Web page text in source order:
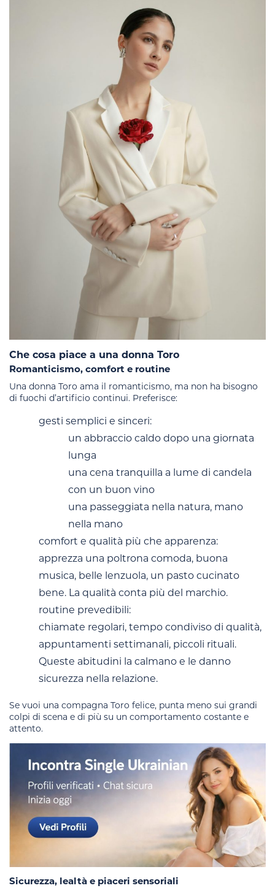
Che cosa piace a una donna Toro
Romanticismo, comfort e routine
Una donna Toro ama il romanticismo, ma non ha bisogno
di fuochi d’artificio continui. Preferisce:
gesti semplici e sinceri:
un abbraccio caldo dopo una giornata
lunga
una cena tranquilla a lume di candela
con un buon vino
una passeggiata nella natura, mano
nella mano
comfort e qualità più che apparenza:
apprezza una poltrona comoda, buona
musica, belle lenzuola, un pasto cucinato
bene. La qualità conta più del marchio.
routine prevedibili:
chiamate regolari, tempo condiviso di qualità,
appuntamenti settimanali, piccoli rituali.
Queste abitudini la calmano e le danno
sicurezza nella relazione.
Se vuoi una compagna Toro felice, punta meno sui grandi
colpi di scena e di più su un comportamento costante e
attento.
Sicurezza, lealtà e piaceri sensoriali